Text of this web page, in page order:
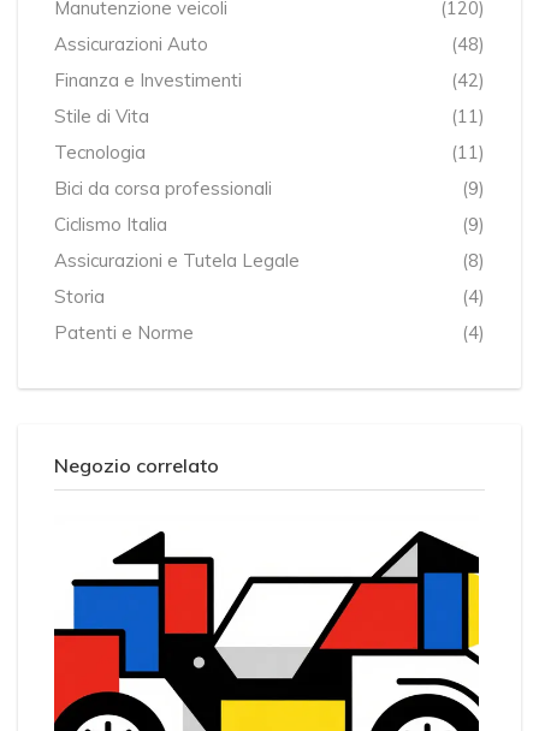
Manutenzione veicoli
(120)
Assicurazioni Auto
(48)
Finanza e Investimenti
(42)
Stile di Vita
(11)
Tecnologia
(11)
Bici da corsa professionali
(9)
Ciclismo Italia
(9)
Assicurazioni e Tutela Legale
(8)
Storia
(4)
Patenti e Norme
(4)
Negozio correlato